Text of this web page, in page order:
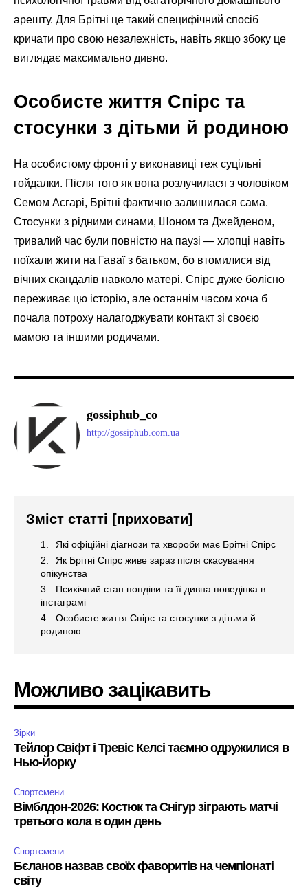
арешту. Для Брітні це такий специфічний спосіб
кричати про свою незалежність, навіть якщо збоку це
виглядає максимально дивно.
Особисте життя Спірс та
стосунки з дітьми й родиною
На особистому фронті у виконавиці теж суцільні
гойдалки. Після того як вона розлучилася з чоловіком
Семом Асгарі, Брітні фактично залишилася сама.
Стосунки з рідними синами, Шоном та Джейденом,
тривалий час були повністю на паузі — хлопці навіть
поїхали жити на Гаваї з батьком, бо втомилися від
вічних скандалів навколо матері. Спірс дуже болісно
переживає цю історію, але останнім часом хоча б
почала потроху налагоджувати контакт зі своєю
мамою та іншими родичами.
gossiphub_co
http://gossiphub.com.ua
Зміст статті [приховати]
Які офіційні діагнози та хвороби має Брітні Спірс
Як Брітні Спірс живе зараз після скасування
опікунства
Психічний стан попдіви та її дивна поведінка в
інстаграмі
Особисте життя Спірс та стосунки з дітьми й
родиною
Можливо зацікавить
Зірки
Тейлор Свіфт і Тревіс Келсі таємно одружилися в
Нью-Йорку
Спортсмени
Вімблдон-2026: Костюк та Снігур зіграють матчі
третього кола в один день
Спортсмени
Бєланов назвав своїх фаворитів на чемпіонаті
світу